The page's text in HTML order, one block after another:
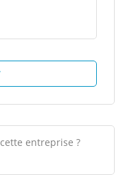
entreprise ?